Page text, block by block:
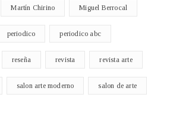
Martín Chirino Miguel Berrocal
periodico periodico abc
reseña revista revista arte
salon arte moderno salon de arte